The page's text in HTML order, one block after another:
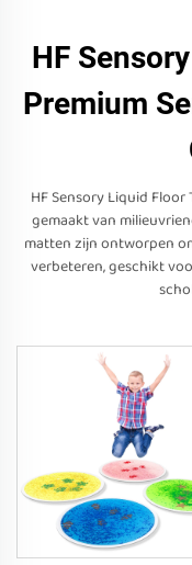
HF
Premium
HF Sensory Liquid
gemaakt van
matten zijn ontworpen
verbeteren, geschikt